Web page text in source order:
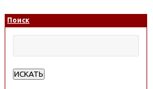
Поиск
ИСКАТЬ